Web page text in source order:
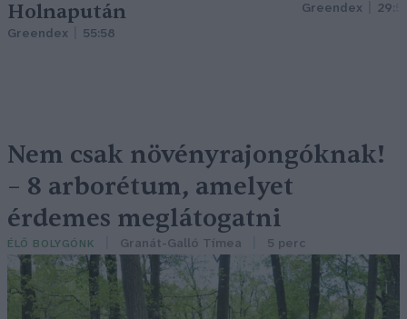
Holnapután
Greendex 55:58
Greendex
Nem csak növényrajongóknak!
– 8 arborétum, amelyet
érdemes meglátogatni
ÉLŐ BOLYGÓNK Granát-Galló Tímea 5 perc